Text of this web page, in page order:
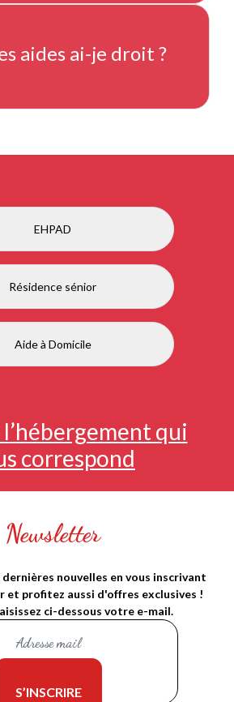
aides ai-je droit ?
EHPAD
Résidence sénior
Aide à Domicile
qui
correspond
Newsletter
nouvelles en vous inscrivant
et profitez aussi d'offres exclusives !
ci-dessous votre e-mail.